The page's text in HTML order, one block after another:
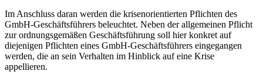
Im Anschluss daran werden die krisenorientierten Pflichten des
GmbH-Geschäftsführers beleuchtet. Neben der allgemeinen Pflicht
zur ordnungsgemäßen Geschäftsführung soll hier konkret auf
diejenigen Pflichten eines GmbH-Geschäftsführers eingegangen
werden, die an sein Verhalten im Hinblick auf eine Krise
appellieren.